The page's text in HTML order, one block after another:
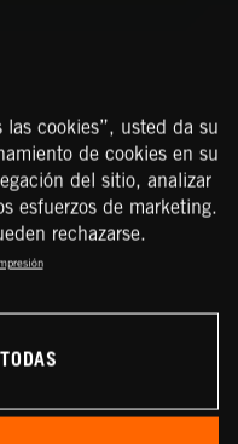
cookies”, usted da su
de cookies en su
del sitio, analizar
esfuerzos de marketing.
rechazarse.